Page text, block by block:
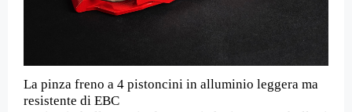
La pinza freno a 4 pistoncini in alluminio leggera ma
resistente di EBC